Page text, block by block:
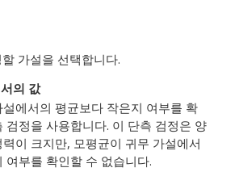
가설을 선택합니다.
의 값
에서의 평균보다 작은지 여부를 확
검정을 사용합니다. 이 단측 검정은 양
이 크지만, 모평균이 귀무 가설에서
여부를 확인할 수 없습니다.